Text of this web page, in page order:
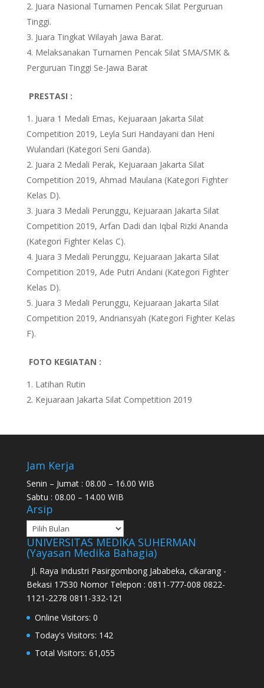
Juara Nasional Turnamen Pencak Silat Perguruan
Tinggi.
Juara Tingkat Wilayah Jawa Barat.
Melaksanakan Turnamen Pencak Silat SMA/SMK &
Perguruan Tinggi Se-Jawa Barat
PRESTASI :
Juara 1 Medali Emas, Kejuaraan Jakarta Silat
Competition 2019, Leyla Suri Handayani dan Heni
Wulandari (Kategori Seni Ganda).
Juara 2 Medali Perak, Kejuaraan Jakarta Silat
Competition 2019, Ahmad Maulana (Kategori Fighter
Kelas D).
Juara 3 Medali Perunggu, Kejuaraan Jakarta Silat
Competition 2019, Arfan Dadi dan Iqbal Rizki Ananda
(Kategori Fighter Kelas C).
Juara 3 Medali Perunggu, Kejuaraan Jakarta Silat
Competition 2019, Ade Putri Andani (Kategori Fighter
Kelas D).
Juara 3 Medali Perunggu, Kejuaraan Jakarta Silat
Competition 2019, Andriansyah (Kategori Fighter Kelas
F).
FOTO KEGIATAN :
Latihan Rutin
Kejuaraan Jakarta Silat Competition 2019
Jam Kerja
Senin – Jumat : 08.00 – 16.00 WIB
Sabtu : 08.00 – 14.00 WIB
Arsip
UNIVERSITAS MEDIKA SUHERMAN
(Yayasan Medika Bahagia)
Jl. Raya Industri Pasirgombong Jababeka, cikarang -
Bekasi 17530 Nomor Telepon : 0811-777-008 0822-
1121-2278 0811-332-121
Online Visitors: 0
Today's Visitors: 142
Total Visitors: 61,055